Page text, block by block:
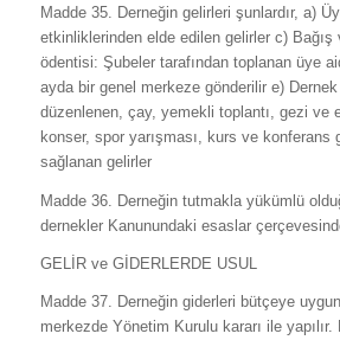
Madde 35. Derneğin gelirleri şunlardır, a)
etkinliklerinden elde edilen gelirler c) Bağış
ödentisi: Şubeler tarafından toplanan üye
ayda bir genel merkeze gönderilir e) Dernek
düzenlenen, çay, yemekli toplantı, gezi ve
konser, spor yarışması, kurs ve konferans
sağlanan gelirler
Madde 36. Derneğin tutmakla yükümlü
dernekler Kanunundaki esaslar
GELİR ve GİDERLERDE USUL
Madde 37. Derneğin giderleri bütçeye
merkezde Yönetim Kurulu kararı ile yapılır.